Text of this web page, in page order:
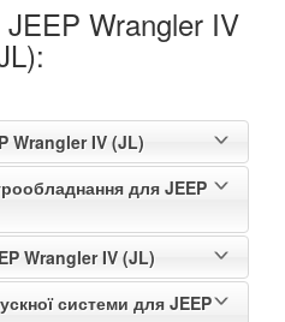
Wrangler IV
Wrangler IV (JL)
для JEEP
Wrangler IV (JL)
системи для JEEP